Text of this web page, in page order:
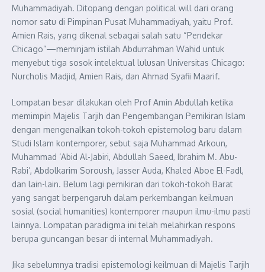
Muhammadiyah. Ditopang dengan political will dari orang
nomor satu di Pimpinan Pusat Muhammadiyah, yaitu Prof.
Amien Rais, yang dikenal sebagai salah satu “Pendekar
Chicago”—meminjam istilah Abdurrahman Wahid untuk
menyebut tiga sosok intelektual lulusan Universitas Chicago:
Nurcholis Madjid, Amien Rais, dan Ahmad Syafii Maarif.
Lompatan besar dilakukan oleh Prof Amin Abdullah ketika
memimpin Majelis Tarjih dan Pengembangan Pemikiran Islam
dengan mengenalkan tokoh-tokoh epistemolog baru dalam
Studi Islam kontemporer, sebut saja Muhammad Arkoun,
Muhammad ‘Abid Al-Jabiri, Abdullah Saeed, Ibrahim M. Abu-
Rabi’, Abdolkarim Soroush, Jasser Auda, Khaled Aboe El-Fadl,
dan lain-lain. Belum lagi pemikiran dari tokoh-tokoh Barat
yang sangat berpengaruh dalam perkembangan keilmuan
sosial (social humanities) kontemporer maupun ilmu-ilmu pasti
lainnya. Lompatan paradigma ini telah melahirkan respons
berupa guncangan besar di internal Muhammadiyah.
Jika sebelumnya tradisi epistemologi keilmuan di Majelis Tarjih